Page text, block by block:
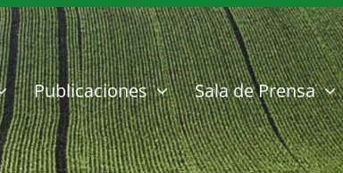
Publicaciones Sala de Prensa